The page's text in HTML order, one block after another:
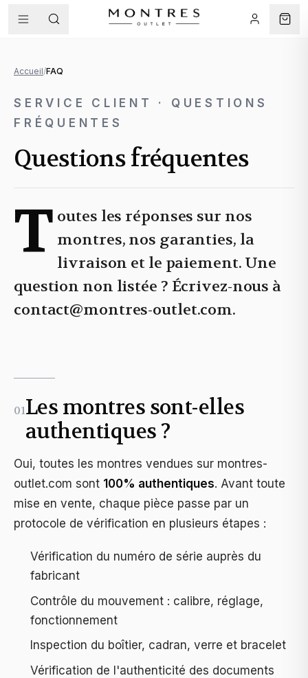
Accueil/FAQ
SERVICE CLIENT · QUESTIONS
FRÉQUENTES
Questions fréquentes
T outes les réponses sur nos
montres, nos garanties, la
livraison et le paiement. Une
question non listée ? Écrivez-nous à
contact@montres-outlet.com.
01Les montres sont-elles
authentiques ?
Oui, toutes les montres vendues sur montres-
outlet.com sont 100% authentiques. Avant toute
mise en vente, chaque pièce passe par un
protocole de vérification en plusieurs étapes :
Vérification du numéro de série auprès du
fabricant
Contrôle du mouvement : calibre, réglage,
fonctionnement
Inspection du boîtier, cadran, verre et bracelet
Vérification de l'authenticité des documents